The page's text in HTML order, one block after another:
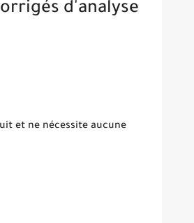
d'analyse
et ne nécessite aucune